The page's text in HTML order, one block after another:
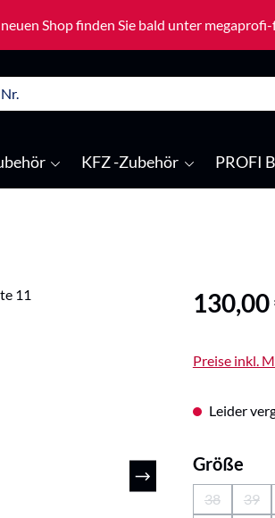
Shop finden Sie bald unter
KFZ -Zubehör PROFI
Regulärer
130,00
Preise inkl.
Leider
Größe
38
(Diese
39